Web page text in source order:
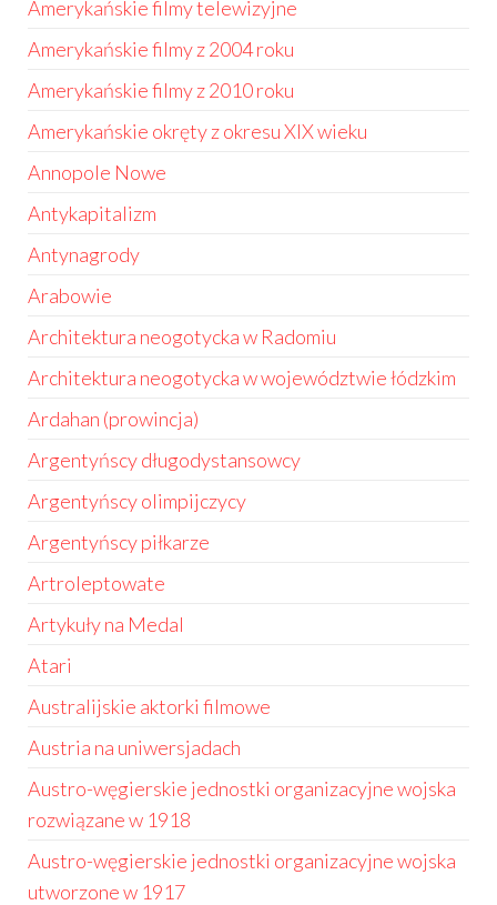
Amerykańskie filmy telewizyjne
Amerykańskie filmy z 2004 roku
Amerykańskie filmy z 2010 roku
Amerykańskie okręty z okresu XIX wieku
Annopole Nowe
Antykapitalizm
Antynagrody
Arabowie
Architektura neogotycka w Radomiu
Architektura neogotycka w województwie łódzkim
Ardahan (prowincja)
Argentyńscy długodystansowcy
Argentyńscy olimpijczycy
Argentyńscy piłkarze
Artroleptowate
Artykuły na Medal
Atari
Australijskie aktorki filmowe
Austria na uniwersjadach
Austro-węgierskie jednostki organizacyjne wojska
rozwiązane w 1918
Austro-węgierskie jednostki organizacyjne wojska
utworzone w 1917